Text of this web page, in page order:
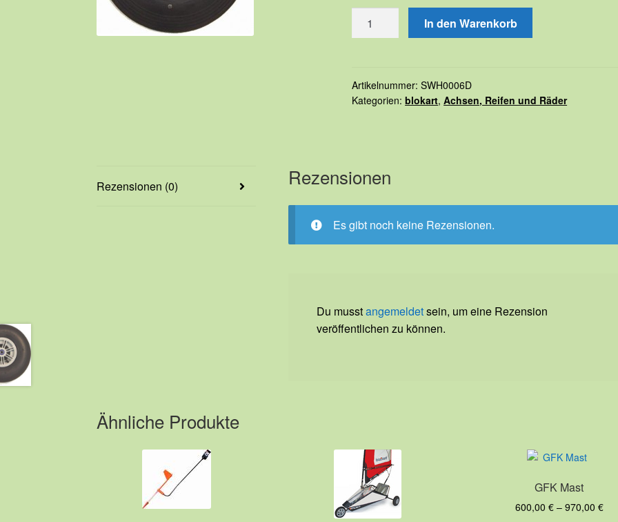
Reifen
In den Warenkorb
Artikelnummer:SWH0006D
Kategorien:blokart,Achsen, Reifen und Räder
Rezensionen (0) Rezensionen
Es gibt noch keine Rezensionen.
Du musstangemeldetsein, um eine Rezension
veröffentlichen zu können.
Ähnliche Produkte
GFK Mast
600,00 €– 970,00 €